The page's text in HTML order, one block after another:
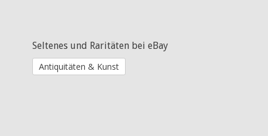
Seltenes und Raritäten bei eBay
Antiquitäten & Kunst